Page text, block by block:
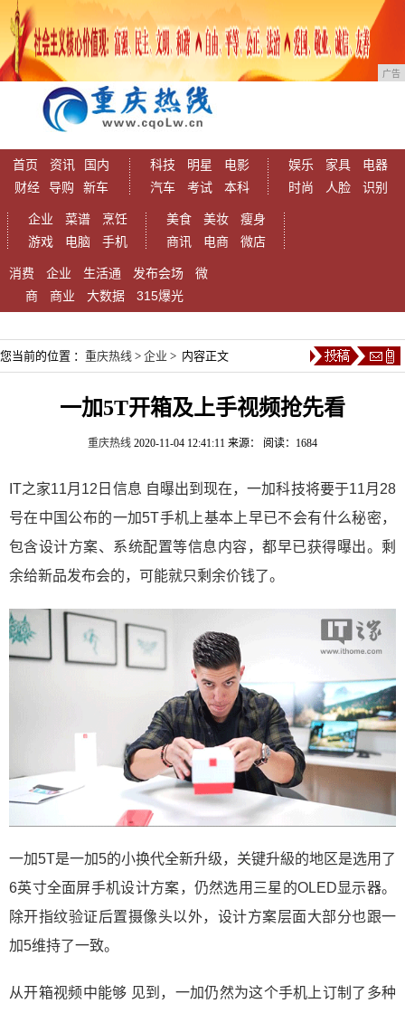
广告
首页 资讯
国内
财经
导购 新车
科技 明星
电影
汽车
考试 本科
娱乐 家具
电器
时尚
人脸 识别
企业 菜谱
烹饪
游戏
电脑 手机
美食 美妆
瘦身
商讯
电商 微店
消费 企业 生活通 发布会场
微
商
商业 大数据 315爆光
您当前的位置 ： 重庆热线 > 企业 > 内容正文
一加5T开箱及上手视频抢先看
重庆热线 2020-11-04 12:41:11 来源： 阅读：1684
IT之家11月12日信息 自曝出到现在，一加科技将要于11月28
号在中国公布的一加5T手机上基本上早已不会有什么秘密，
包含设计方案、系统配置等信息内容，都早已获得曝出。剩
余给新品发布会的，可能就只剩余价钱了。
一加5T是一加5的小换代全新升级，关键升級的地区是选用了
6英寸全面屏手机设计方案，仍然选用三星的OLED显示器。
除开指纹验证后置摄像头以外，设计方案层面大部分也跟一
加5维持了一致。
从开箱视频中能够 见到，一加仍然为这个手机上订制了多种